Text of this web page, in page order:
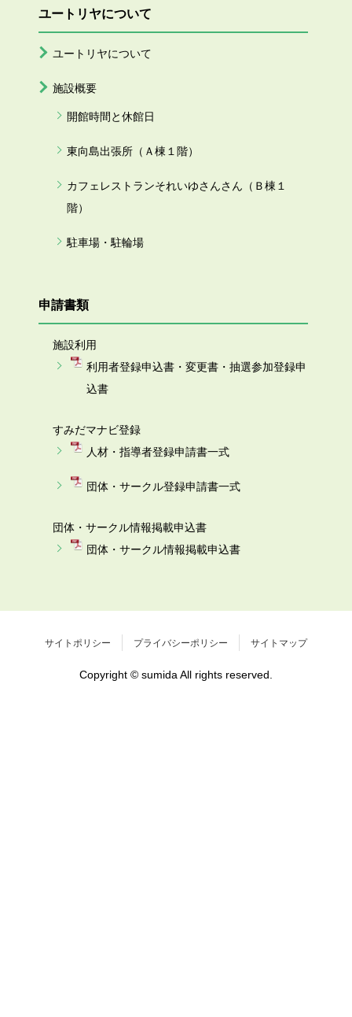
ユートリヤについて
ユートリヤについて
施設概要
開館時間と休館日
東向島出張所（Ａ棟１階）
カフェレストランそれいゆさんさん（Ｂ棟１
階）
駐車場・駐輪場
申請書類
施設利用
利用者登録申込書・変更書・抽選参加登録申
込書
すみだマナビ登録
人材・指導者登録申請書一式
団体・サークル登録申請書一式
団体・サークル情報掲載申込書
団体・サークル情報掲載申込書
サイトポリシー プライバシーポリシー サイトマップ
Copyright © sumida All rights reserved.